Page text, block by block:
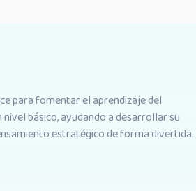
para fomentar el aprendizaje del
nivel básico, ayudando a desarrollar su
estratégico de forma divertida.